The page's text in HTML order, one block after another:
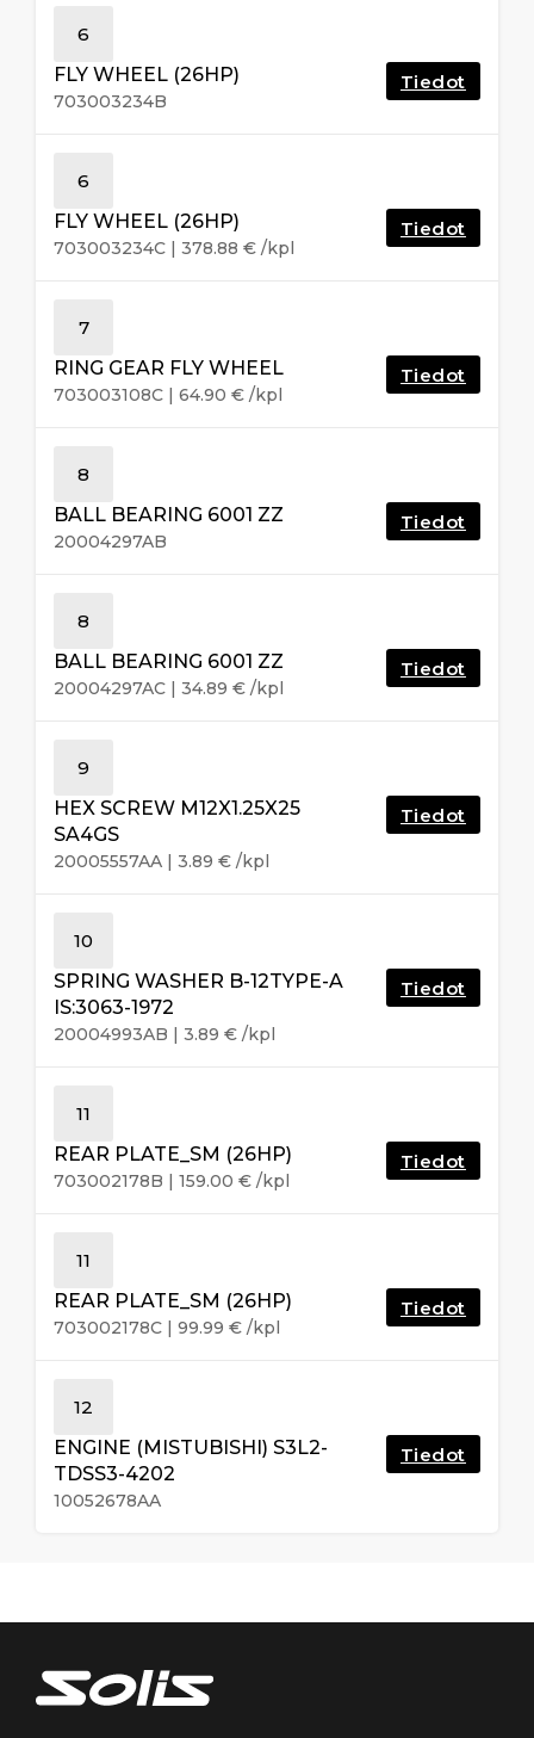
6
FLY WHEEL (26HP)
703003234B
Tiedot
6
FLY WHEEL (26HP)
703003234C | 378.88 € /kpl
Tiedot
7
RING GEAR FLY WHEEL
703003108C | 64.90 € /kpl
Tiedot
8
BALL BEARING 6001 ZZ
20004297AB
Tiedot
8
BALL BEARING 6001 ZZ
20004297AC | 34.89 € /kpl
Tiedot
9
HEX SCREW M12X1.25X25
SA4GS
20005557AA | 3.89 € /kpl
Tiedot
10
SPRING WASHER B-12TYPE-A
IS:3063-1972
20004993AB | 3.89 € /kpl
Tiedot
11
REAR PLATE_SM (26HP)
703002178B | 159.00 € /kpl
Tiedot
11
REAR PLATE_SM (26HP)
703002178C | 99.99 € /kpl
Tiedot
12
ENGINE (MISTUBISHI) S3L2-
TDSS3-4202
10052678AA
Tiedot